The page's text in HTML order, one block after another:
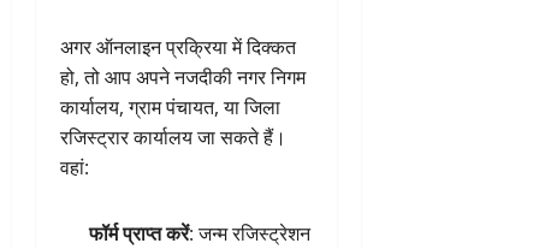
अगर ऑनलाइन प्रक्रिया में दिक्कत
हो, तो आप अपने नजदीकी नगर निगम
कार्यालय, ग्राम पंचायत, या जिला
रजिस्ट्रार कार्यालय जा सकते हैं।
वहां:
फॉर्म प्राप्त करें: जन्म रजिस्ट्रेशन